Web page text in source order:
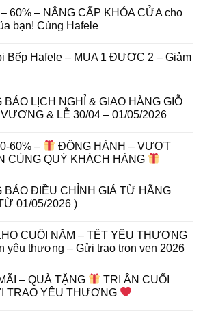
60% – NÂNG CẤP KHÓA CỬA cho
bạn! Cùng Hafele
Bếp Hafele – MUA 1 ĐƯỢC 2 – Giảm
BÁO LỊCH NGHỈ & GIAO HÀNG GIỖ
& LỄ 30/04 – 01/05/2026
60% –
ĐỒNG HÀNH – VƯỢT
CÙNG QUÝ KHÁCH HÀNG
BÁO ĐIỀU CHỈNH GIÁ TỪ HÃNG
01/05/2026 )
CUỐI NĂM – TẾT YÊU THƯƠNG
yêu thương – Gửi trao trọn vẹn 2026
– QUÀ TẶNG
TRI ÂN CUỐI
TRAO YÊU THƯƠNG